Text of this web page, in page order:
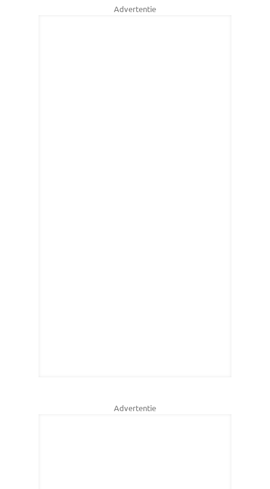
Advertentie
Advertentie